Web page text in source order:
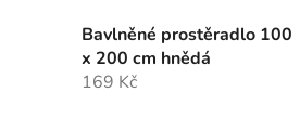
Bavlněné prostěradlo 100
x 200 cm hnědá
169 Kč